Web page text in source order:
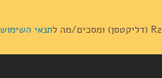
תנאי השימוש